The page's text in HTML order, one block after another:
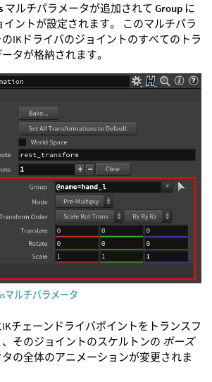
マルチパラメータが追加されて Group に
イントが設定されます。 このマルチパラ
IKドライバのジョイントのすべてのトラ
タが格納されます。
マルチパラメータ
チェーンドライバポイントをトランスフ
そのジョイントのスケルトンの ポーズ
の全体のアニメーションが変更されま